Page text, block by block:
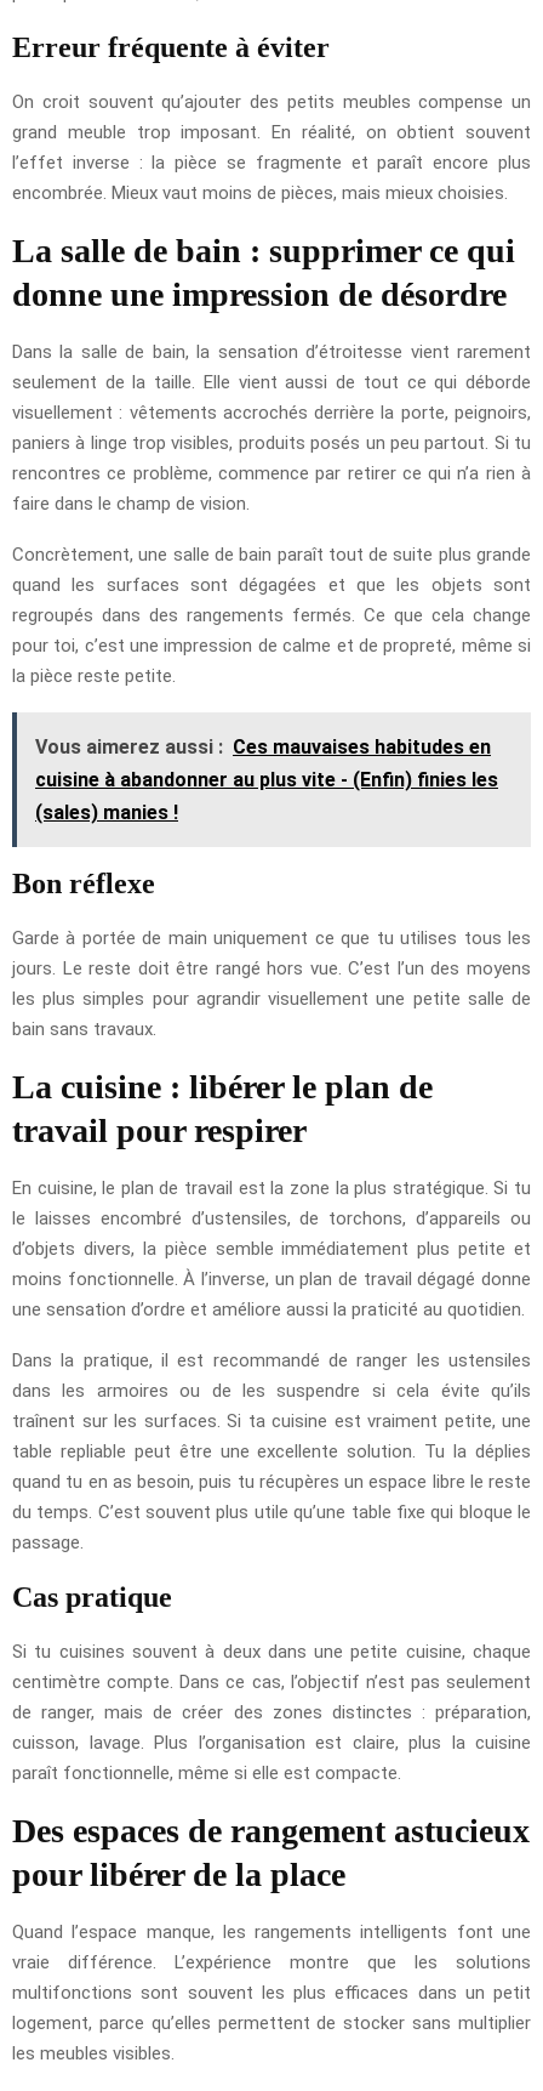
Erreur fréquente à éviter
On croit souvent qu’ajouter des petits meubles compense un
grand meuble trop imposant. En réalité, on obtient souvent
l’effet inverse : la pièce se fragmente et paraît encore plus
encombrée. Mieux vaut moins de pièces, mais mieux choisies.
La salle de bain : supprimer ce qui
donne une impression de désordre
Dans la salle de bain, la sensation d’étroitesse vient rarement
seulement de la taille. Elle vient aussi de tout ce qui déborde
visuellement : vêtements accrochés derrière la porte, peignoirs,
paniers à linge trop visibles, produits posés un peu partout. Si tu
rencontres ce problème, commence par retirer ce qui n’a rien à
faire dans le champ de vision.
Concrètement, une salle de bain paraît tout de suite plus grande
quand les surfaces sont dégagées et que les objets sont
regroupés dans des rangements fermés. Ce que cela change
pour toi, c’est une impression de calme et de propreté, même si
la pièce reste petite.
Vous aimerez aussi : Ces mauvaises habitudes en
cuisine à abandonner au plus vite - (Enfin) finies les
(sales) manies !
Bon réflexe
Garde à portée de main uniquement ce que tu utilises tous les
jours. Le reste doit être rangé hors vue. C’est l’un des moyens
les plus simples pour agrandir visuellement une petite salle de
bain sans travaux.
La cuisine : libérer le plan de
travail pour respirer
En cuisine, le plan de travail est la zone la plus stratégique. Si tu
le laisses encombré d’ustensiles, de torchons, d’appareils ou
d’objets divers, la pièce semble immédiatement plus petite et
moins fonctionnelle. À l’inverse, un plan de travail dégagé donne
une sensation d’ordre et améliore aussi la praticité au quotidien.
Dans la pratique, il est recommandé de ranger les ustensiles
dans les armoires ou de les suspendre si cela évite qu’ils
traînent sur les surfaces. Si ta cuisine est vraiment petite, une
table repliable peut être une excellente solution. Tu la déplies
quand tu en as besoin, puis tu récupères un espace libre le reste
du temps. C’est souvent plus utile qu’une table fixe qui bloque le
passage.
Cas pratique
Si tu cuisines souvent à deux dans une petite cuisine, chaque
centimètre compte. Dans ce cas, l’objectif n’est pas seulement
de ranger, mais de créer des zones distinctes : préparation,
cuisson, lavage. Plus l’organisation est claire, plus la cuisine
paraît fonctionnelle, même si elle est compacte.
Des espaces de rangement astucieux
pour libérer de la place
Quand l’espace manque, les rangements intelligents font une
vraie différence. L’expérience montre que les solutions
multifonctions sont souvent les plus efficaces dans un petit
logement, parce qu’elles permettent de stocker sans multiplier
les meubles visibles.